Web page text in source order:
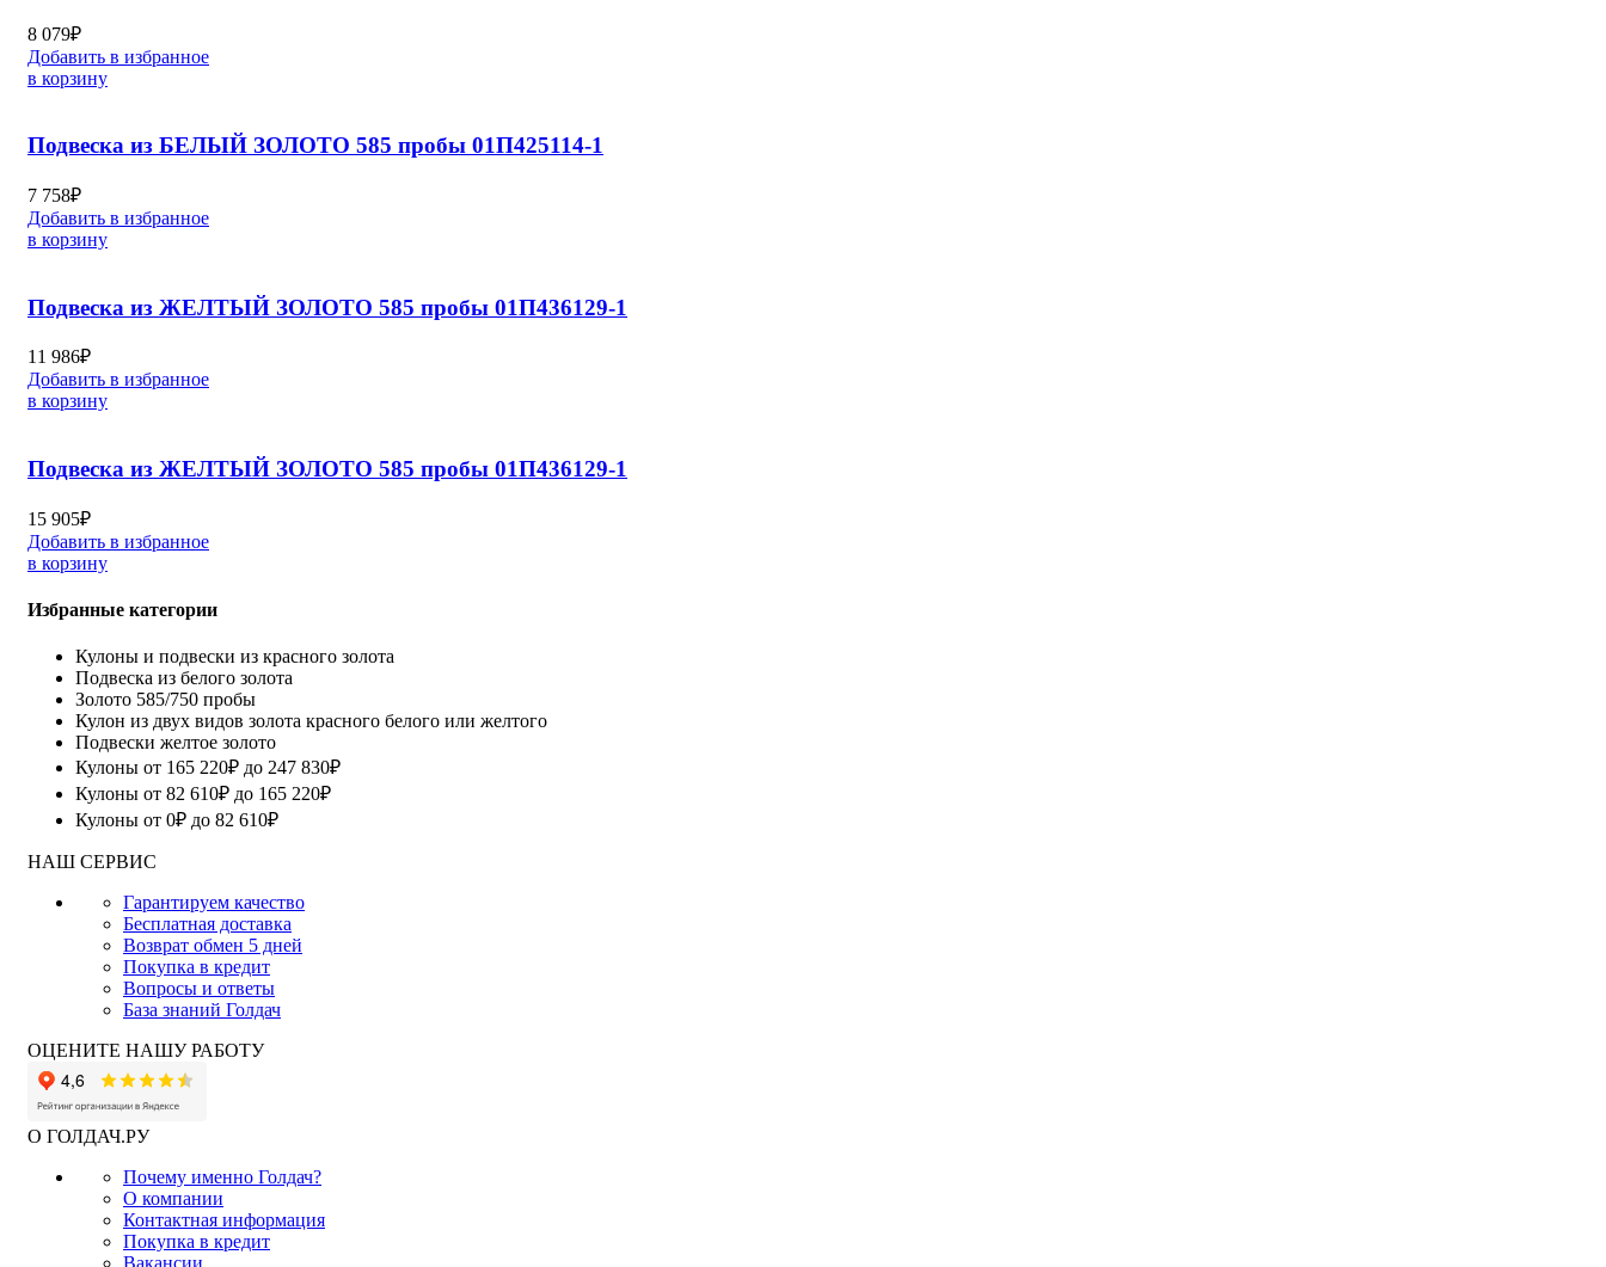
8 079₽
Добавить в избранное
в корзину
Подвеска из БЕЛЫЙ ЗОЛОТО 585 пробы 01П425114-1
7 758₽
Добавить в избранное
в корзину
Подвеска из ЖЕЛТЫЙ ЗОЛОТО 585 пробы 01П436129-1
11 986₽
Добавить в избранное
в корзину
Подвеска из ЖЕЛТЫЙ ЗОЛОТО 585 пробы 01П436129-1
15 905₽
Добавить в избранное
в корзину
Избранные категории
Кулоны и подвески из красного золота
Подвеска из белого золота
Золото 585/750 пробы
Кулон из двух видов золота красного белого или желтого
Подвески желтое золото
Кулоны от 165 220₽ до 247 830₽
Кулоны от 82 610₽ до 165 220₽
Кулоны от 0₽ до 82 610₽
НАШ СЕРВИС
Гарантируем качество
Бесплатная доставка
Возврат обмен 5 дней
Покупка в кредит
Вопросы и ответы
База знаний Голдач
ОЦЕНИТЕ НАШУ РАБОТУ
О ГОЛДАЧ.РУ
Почему именно Голдач?
О компании
Контактная информация
Покупка в кредит